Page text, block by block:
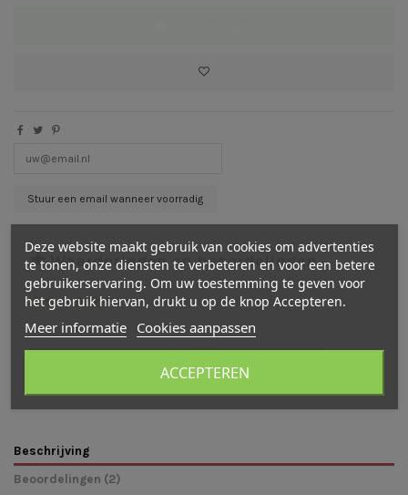
Waarderingen en beoordelingen
(5/5)-2 cijfer(s) - beoordeling(en)
Bekijk verdeling
Beschrijving
Beoordelingen (2)
Deze website maakt gebruik van cookies om advertenties
te tonen, onze diensten te verbeteren en voor een betere
gebruikerservaring. Om uw toestemming te geven voor
het gebruik hiervan, drukt u op de knop Accepteren.
Meer informatie Cookies aanpassen
ACCEPTEREN